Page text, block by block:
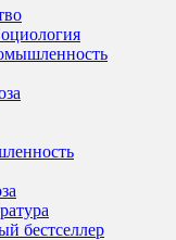
бестселлер